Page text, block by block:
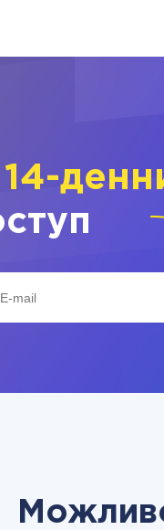
14-